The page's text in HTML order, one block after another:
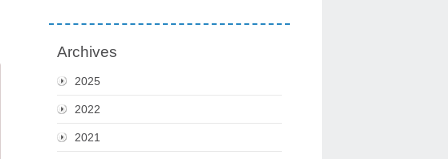
Archives
2025
2022
2021